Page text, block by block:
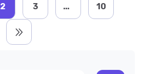
2 3 … 10